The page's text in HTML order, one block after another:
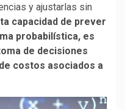
y ajustarlas sin
capacidad de prever
probabilística, es
de decisiones
costos asociados a